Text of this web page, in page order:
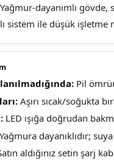
Yağmur-dayanımlı gövde,
sistem ile düşük işletme
Pil
Aşırı sıcak/soğukta
LED ışığa doğrudan
Yağmura dayanıklıdır;
aldığınız setin şarj